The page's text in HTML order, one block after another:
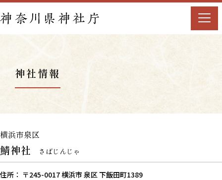
神社情報
横浜市泉区
鯖神社 さばじんじゃ
住所： 〒245-0017 横浜市 泉区 下飯田町1389